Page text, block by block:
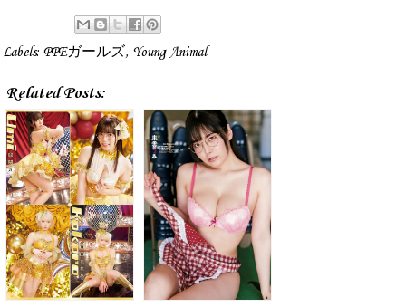
Labels: PPEガールズ, Young Animal
Related Posts: